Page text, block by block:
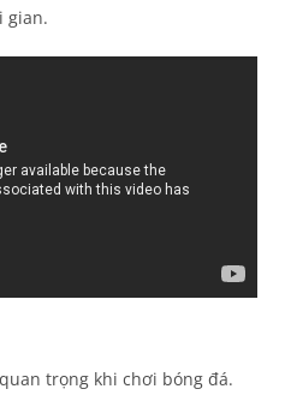
gian.
trọng khi chơi bóng đá.